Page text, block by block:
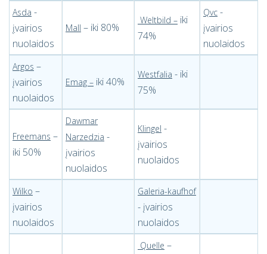
Asda -
įvairios
nuolaidos
Mall – iki 80%
Weltbild – iki
74%
Qvc -
įvairios
nuolaidos
Argos –
įvairios
nuolaidos
Emag – iki 40%
Westfalia - iki
75%
Freemans –
iki 50%
Dawmar
Narzedzia -
įvairios
nuolaidos
Klingel -
įvairios
nuolaidos
Wilko –
įvairios
nuolaidos
Galeria-kaufhof
- įvairios
nuolaidos
Quelle –